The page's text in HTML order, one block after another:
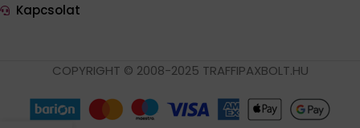
Kapcsolat
COPYRIGHT © 2008-2025 TRAFFIPAXBOLT.HU